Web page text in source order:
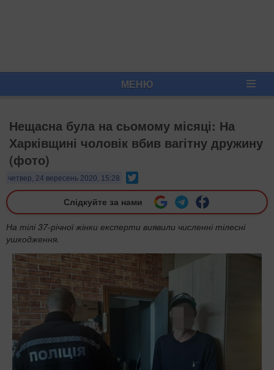
МЕНЮ
Нещасна була на сьомому місяці: На
Харківщині чоловік вбив вагітну дружину
(фото)
четвер, 24 вересень 2020, 15:28
Слідкуйте за нами
На тілі 37-річної жінки експерти виявили численні тілесні
ушкодження.